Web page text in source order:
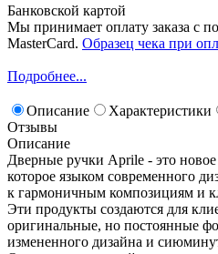
Банковской картой
Мы принимает оплату заказа с
MasterCard. Образец чека при
Подробнее...
Описание Характеристики
Отзывы
Описание
Дверные ручки Aprile - это новое
которое языком современного
к гармоничным композициям и
Эти продукты создаются для
оригинальные, но постоянные
измененного дизайна и